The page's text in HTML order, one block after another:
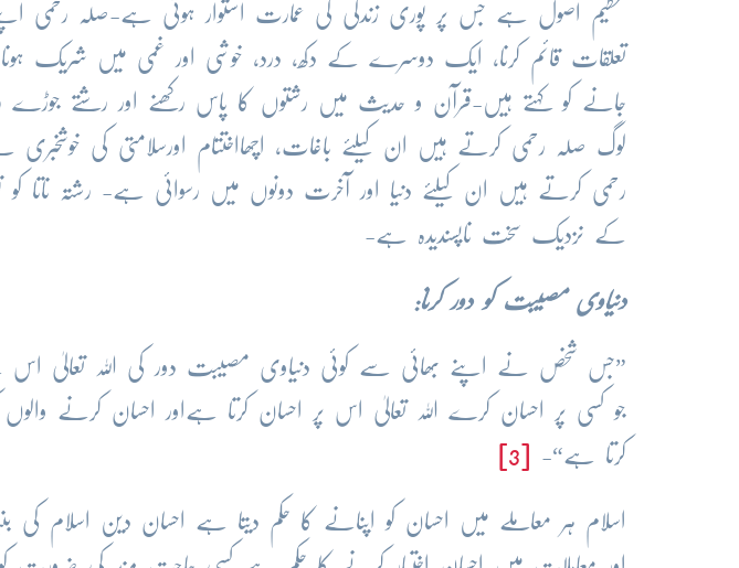
عظیم اصول ہے جس پر پوری زندگی کی عمارت استوار ہوتی ہے-صلہ رحمی
تعلقات قائم کرنا، ایک دوسرے کے دکھ، درد، خوشی اور غمی میں شریک
جانے کو کہتے ہیں-قرآن و حدیث میں رشتوں کا پاس رکھنے اور رشتے جوڑے
لوگ صلہ رحمی کرتے ہیں ان کیلئے باغات، اچھااختتام اورسلامتی کی
رحمی کرتے ہیں ان کیلئے دنیا اور آخرت دونوں میں رسوائی ہے- رشتہ ناتا کو
کے نزدیک سخت ناپسندیدہ ہے-
دنیاوی مصیبت کو دور کرنا:
”جس شخص نے اپنے بھائی سے کوئی دنیاوی مصیبت دور کی اللہ تعالیٰ اس
جو کسی پر احسان کرے اللہ تعالیٰ اس پر احسان کرتا ہےاور احسان کرنے
کرتا ہے“-
اسلام ہر معاملے میں احسان کو اپنانے کا حکم دیتا ہے احسان دین اسلام